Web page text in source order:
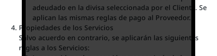
adeudado en la divisa seleccionada por el Cliente. Se
aplican las mismas reglas de pago al Proveedor.
Propiedades de los Servicios
Salvo acuerdo en contrario, se aplicarán las siguientes
reglas a los Servicios: